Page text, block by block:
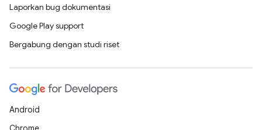
Laporkan bug dokumentasi
Google Play support
Bergabung dengan studi riset
Android